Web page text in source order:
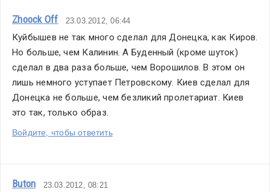
Zhoock Off 23.03.2012, 06:44
Куйбышев не так много сделал для Донецка, как Киров.
Но больше, чем Калинин. А Буденный (кроме шуток)
сделал в два раза больше, чем Ворошилов. В этом он
лишь немного уступает Петровскому. Киев сделал для
Донецка не больше, чем безликий пролетариат. Киев
это так, только образ.
Войдите, чтобы ответить
Buton 23.03.2012, 08:21